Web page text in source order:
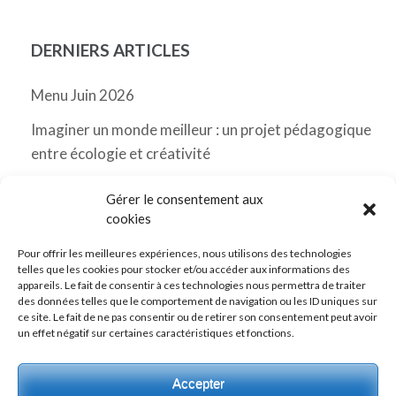
Gérer le consentement aux
cookies
Pour offrir les meilleures expériences, nous utilisons des technologies
telles que les cookies pour stocker et/ou accéder aux informations des
appareils. Le fait de consentir à ces technologies nous permettra de traiter
des données telles que le comportement de navigation ou les ID uniques sur
ce site. Le fait de ne pas consentir ou de retirer son consentement peut avoir
un effet négatif sur certaines caractéristiques et fonctions.
Accepter
DERNIERS ARTICLES
Menu Juin 2026
Imaginer un monde meilleur : un projet pédagogique
entre écologie et créativité
Classes de découverte
Menu Avril 2026 Messancy
Vers notre page Facebook